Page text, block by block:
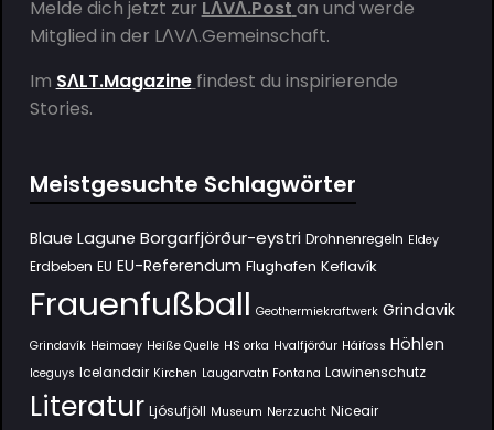
Melde dich jetzt zur LΛVΛ.Post an und werde
Mitglied in der LΛVΛ.Gemeinschaft.
Im SΛLT.Magazine findest du inspirierende
Stories.
Meistgesuchte Schlagwörter
Blaue Lagune Borgarfjörður-eystri Drohnenregeln Eldey
Erdbeben EU EU-Referendum Flughafen Keflavík
Frauenfußball Geothermiekraftwerk Grindavik
Grindavík Heimaey Heiße Quelle HS orka Hvalfjörður Háifoss Höhlen
Iceguys Icelandair Kirchen Laugarvatn Fontana Lawinenschutz
Literatur Ljósufjöll Museum Nerzzucht Niceair